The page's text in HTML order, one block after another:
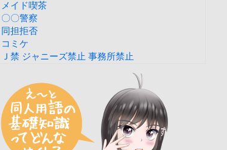
メイド喫茶
〇〇警察
同担拒否
コミケ
Ｊ禁 ジャニーズ禁止 事務所禁止